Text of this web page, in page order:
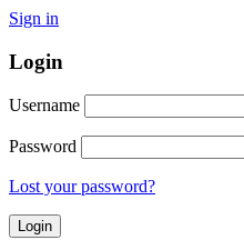
Sign in
Login
Username
Password
Lost your password?